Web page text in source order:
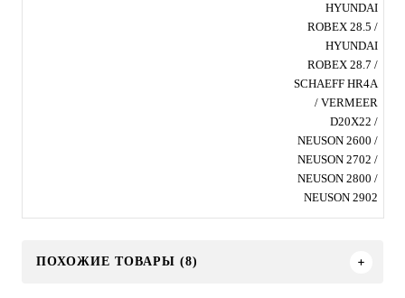
HYUNDAI
ROBEX 28.5 /
HYUNDAI
ROBEX 28.7 /
SCHAEFF HR4A
/ VERMEER
D20X22 /
NEUSON 2600 /
NEUSON 2702 /
NEUSON 2800 /
NEUSON 2902
ПОХОЖИЕ ТОВАРЫ (8)